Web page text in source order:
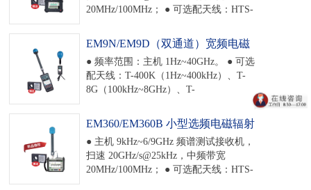
20MHz/100MHz； ● 可选配天线：HTS-
8G（200MHz~8GHz）、TS2-8G （9kHz-
8GHz）、TS3-8G（30MHz-8GHz）、
TS4-8G（400MHz-8GHz）； ● 支持多种
场强天线，适用于中短波、电视、无线
通信、环境监测等多个应用场景； ● 支
持环境安全监测模式和基站测量模式； ●
支持 5G NR、4G LTE 和 3G UMTS 多种
移动通信系统码分电磁辐射测量功能 ●
自动导出测试报告、记录和回放、无线
和有线网络通信、截屏和录屏； ● 可自
己设置监测的服务商和 CBW 频道表，工
EM9N/EM9D（双通道）宽频电磁
辐射场强仪
● 频率范围：主机 1Hz~40GHz。 ● 可选
配天线：T-400K（1Hz~400kHz）、T-
8G（100kHz~8GHz）、T-
40G（20MHz~40GHz）； ● 内置 GNSS/
北斗、电子罗盘、温湿度传感器、激光
测高 2m、摄像头； ● 可内置 4G 手机卡
（选件），直接获取基站 ID 信息（选
件），以及通信功能； ● 蓝牙 WIFI 接口
通信、Type-C； ● 基站工单模式：可全
EM360/EM360B 小型选频电磁辐射
分析仪
● 主机 9kHz~6/9GHz 频谱测试接收机，
扫速 20GHz/s@25kHz，中频带宽
20MHz/100MHz； ● 可选配天线：HTS-